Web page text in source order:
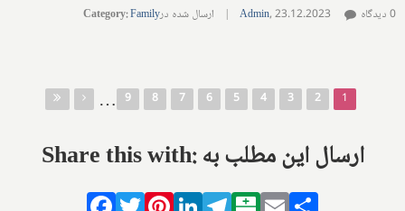
Admin,23.12.2023
| ارسال شده در Category:Family 0 دیدگاه
صفحه‌ها
1
2
3
4
5
6
7
8
9
…
Share this with: ارسال این مطلب به